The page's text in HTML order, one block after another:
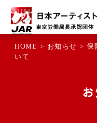
HOME > お知らせ > 保
いて